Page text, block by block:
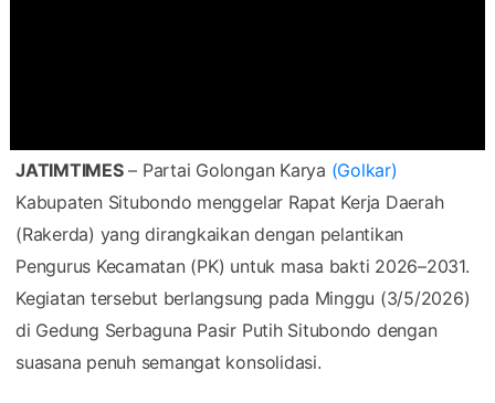
JATIMTIMES– Partai Golongan Karya (Golkar)
Kabupaten Situbondo menggelar Rapat Kerja Daerah
(Rakerda) yang dirangkaikan dengan pelantikan
Pengurus Kecamatan (PK) untuk masa bakti 2026–2031.
Kegiatan tersebut berlangsung pada Minggu (3/5/2026)
di Gedung Serbaguna Pasir Putih Situbondo dengan
suasana penuh semangat konsolidasi.